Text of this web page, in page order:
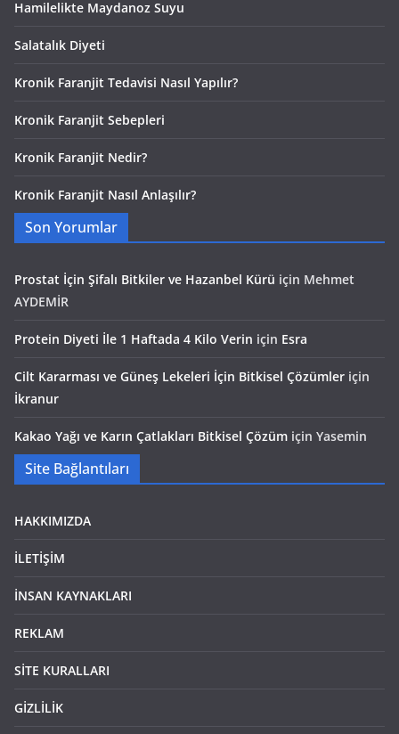
Hamilelikte Maydanoz Suyu
Salatalık Diyeti
Kronik Faranjit Tedavisi Nasıl Yapılır?
Kronik Faranjit Sebepleri
Kronik Faranjit Nedir?
Kronik Faranjit Nasıl Anlaşılır?
Son Yorumlar
Prostat İçin Şifalı Bitkiler ve Hazanbel Kürü için Mehmet
AYDEMİR
Protein Diyeti İle 1 Haftada 4 Kilo Verin için Esra
Cilt Kararması ve Güneş Lekeleri İçin Bitkisel Çözümler için
İkranur
Kakao Yağı ve Karın Çatlakları Bitkisel Çözüm için Yasemin
Site Bağlantıları
HAKKIMIZDA
İLETİŞİM
İNSAN KAYNAKLARI
REKLAM
SİTE KURALLARI
GİZLİLİK